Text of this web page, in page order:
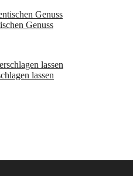
Genuss
lassen